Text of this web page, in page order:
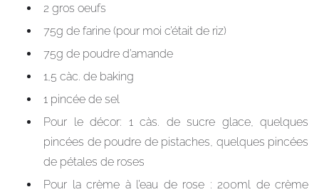
2 gros oeufs
75g de farine (pour moi c’était de riz)
75g de poudre d’amande
1,5 càc. de baking
1 pincée de sel
Pour le décor: 1 càs. de sucre glace, quelques
pincées de poudre de pistaches, quelques pincées
de pétales de roses
Pour la crème à l’eau de rose : 200ml de crème